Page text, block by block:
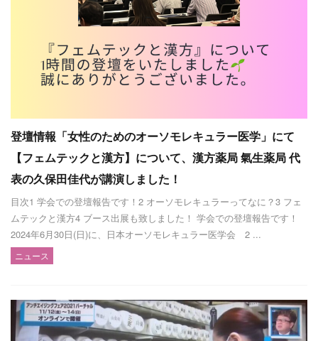
登壇情報「女性のためのオーソモレキュラー医学」にて
【フェムテックと漢方】について、漢方薬局 氣生薬局 代
表の久保田佳代が講演しました！
目次1 学会での登壇報告です！2 オーソモレキュラーってなに？3 フェ
ムテックと漢方4 ブース出展も致しました！ 学会での登壇報告です！
2024年6月30日(日)に、日本オーソモレキュラー医学会 2 ...
ニュース